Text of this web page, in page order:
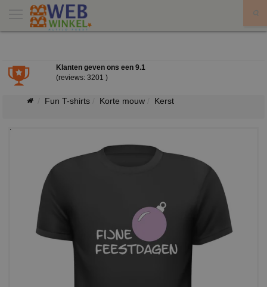
Klanten geven ons een 9.1
(reviews: 3201 )
Fun T-shirts Korte mouw Kerst